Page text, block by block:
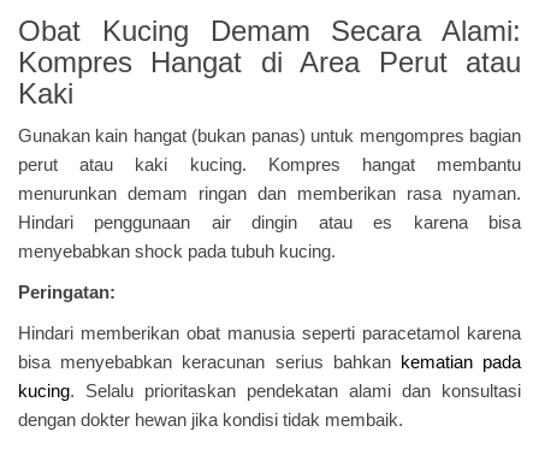
Obat Kucing Demam Secara Alami:
Kompres Hangat di Area Perut atau
Kaki
Gunakan kain hangat (bukan panas) untuk mengompres bagian
perut atau kaki kucing. Kompres hangat membantu
menurunkan demam ringan dan memberikan rasa nyaman.
Hindari penggunaan air dingin atau es karena bisa
menyebabkan shock pada tubuh kucing.
Peringatan:
Hindari memberikan obat manusia seperti paracetamol karena
bisa menyebabkan keracunan serius bahkan kematian pada
kucing. Selalu prioritaskan pendekatan alami dan konsultasi
dengan dokter hewan jika kondisi tidak membaik.